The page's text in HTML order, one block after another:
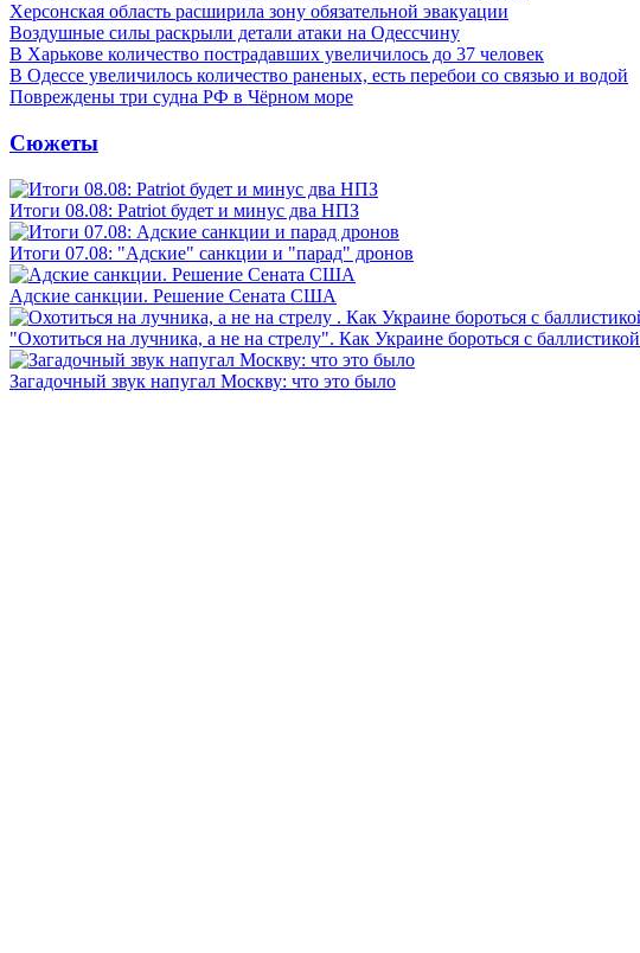
Херсонская область расширила зону обязательной эвакуации
Воздушные силы раскрыли детали атаки на Одессчину
В Харькове количество пострадавших увеличилось до 37 человек
В Одессе увеличилось количество раненых, есть перебои со связью и водой
Повреждены три судна РФ в Чёрном море
Сюжеты
Итоги 08.08: Patriot будет и минус два НПЗ
Итоги 07.08: "Адские" санкции и "парад" дронов
Адские санкции. Решение Сената США
"Охотиться на лучника, а не на стрелу". Как Украине бороться с баллистикой
Загадочный звук напугал Москву: что это было